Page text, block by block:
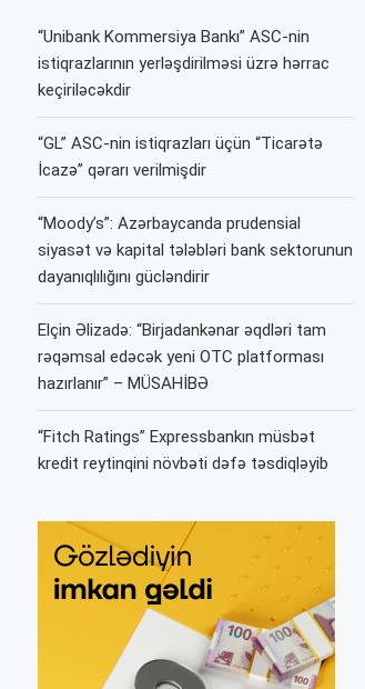
“Unibank Kommersiya Bankı” ASC-nin
istiqrazlarının yerləşdirilməsi üzrə hərrac
keçiriləcəkdir
“GL” ASC-nin istiqrazları üçün “Ticarətə
İcazə” qərarı verilmişdir
“Moody’s”: Azərbaycanda prudensial
siyasət və kapital tələbləri bank sektorunun
dayanıqlılığını gücləndirir
Elçin Əlizadə: “Birjadankənar əqdləri tam
rəqəmsal edəcək yeni OTC platforması
hazırlanır” – MÜSAHİBƏ
“Fitch Ratings” Expressbankın müsbət
kredit reytinqini növbəti dəfə təsdiqləyib